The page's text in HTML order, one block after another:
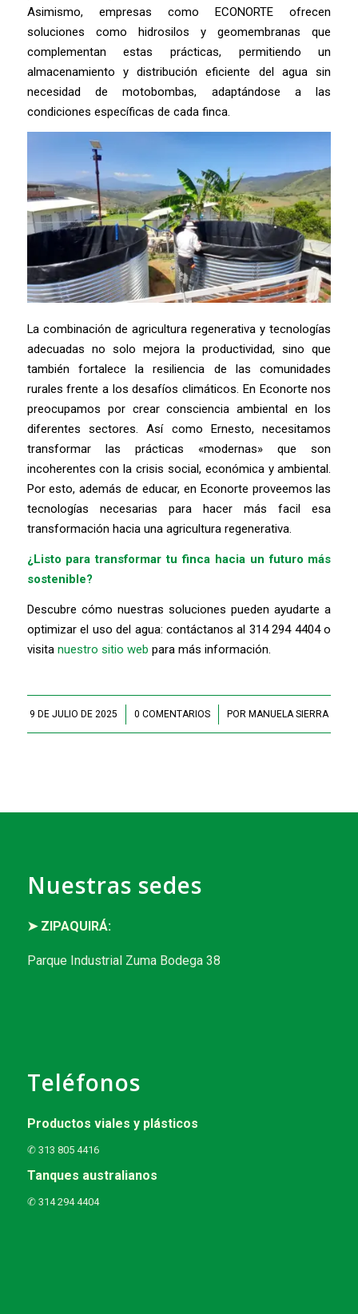
Asimismo, empresas como ECONORTE ofrecen
soluciones como hidrosilos y geomembranas que
complementan estas prácticas, permitiendo un
almacenamiento y distribución eficiente del agua sin
necesidad de motobombas, adaptándose a las
condiciones específicas de cada finca.
La combinación de agricultura regenerativa y tecnologías
adecuadas no solo mejora la productividad, sino que
también fortalece la resiliencia de las comunidades
rurales frente a los desafíos climáticos. En Econorte nos
preocupamos por crear consciencia ambiental en los
diferentes sectores. Así como Ernesto, necesitamos
transformar las prácticas «modernas» que son
incoherentes con la crisis social, económica y ambiental.
Por esto, además de educar, en Econorte proveemos las
tecnologías necesarias para hacer más facil esa
transformación hacia una agricultura regenerativa.
¿Listo para transformar tu finca hacia un futuro más
sostenible?
Descubre cómo nuestras soluciones pueden ayudarte a
optimizar el uso del agua: contáctanos al 314 294 4404 o
visita nuestro sitio web para más información.
9 DE JULIO DE 2025
/ 0 COMENTARIOS
/ POR MANUELA SIERRA
Nuestras sedes
➤ ZIPAQUIRÁ:
Parque Industrial Zuma Bodega 38
Teléfonos
Productos viales y plásticos
✆ 313 805 4416
Tanques australianos
✆ 314 294 4404